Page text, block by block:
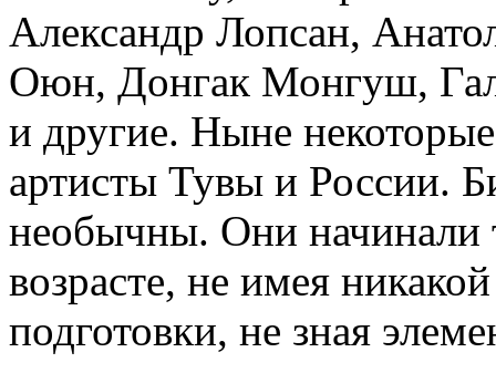
Александр Лопсан,
Оюн, Донгак Монгуш,
и другие. Ныне
артисты Тувы и России.
необычны. Они начинали
возрасте, не имея
подготовки, не зная